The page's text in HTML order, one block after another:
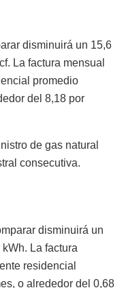
disminuirá un 15,6
La factura mensual
promedio
del 8,18 por
de gas natural
consecutiva.
disminuirá un
La factura
residencial
o alrededor del 0,68